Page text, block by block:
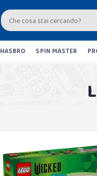
HASBRO SPIN MASTER